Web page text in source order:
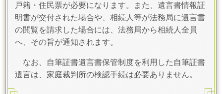
戸籍・住民票が必要になります。また、遺言書情報証
明書が交付された場合や、相続人等が法務局に遺言書
の閲覧を請求した場合には、法務局から相続人全員
へ、その旨が通知されます。
なお、自筆証書遺言書保管制度を利用した自筆証書
遺言は、家庭裁判所の検認手続は必要ありません。